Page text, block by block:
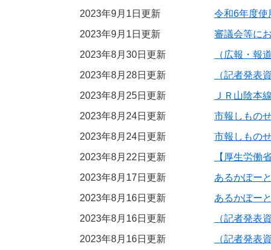
2023年9月1日更新
令和6年度使
2023年9月1日更新
審議会等に
2023年8月30日更新
（広報・報
2023年8月28日更新
（記者発表
2023年8月25日更新
ＪＲ山陰本
2023年8月24日更新
市報しもの
2023年8月24日更新
市報しもの
2023年8月22日更新
【厚生労働
2023年8月17日更新
あるかぽー
2023年8月16日更新
あるかぽー
2023年8月16日更新
（記者発表
2023年8月16日更新
（記者発表